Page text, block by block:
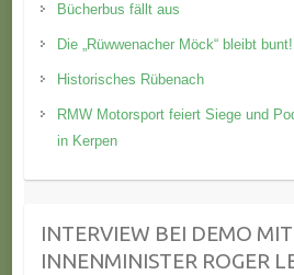
Bücherbus fällt aus
Die „Rüwwenacher Möck“ bleibt bunt!
Historisches Rübenach
RMW Motorsport feiert Siege und
in Kerpen
INTERVIEW BEI DEMO MIT
INNENMINISTER ROGER